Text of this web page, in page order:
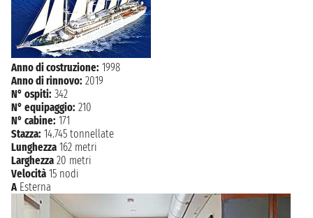
lunedì 22 febbraio 2027
08:00 - 16:00
martedì 23 febbraio 2027
08:00 - 17:00
mercoledì 24 febbraio 2027
12:00 - 18:00
giovedì 25 febbraio 2027
08:00 - 22:00
venerdì 26 febbraio 2027
08:00 - 22:00
GUSTAVIA
Anno di costruzione: 1998
Anno di rinnovo: 2019
N° ospiti: 342
N° equipaggio: 210
N° cabine: 171
Stazza: 14.745 tonnellate
Lunghezza 162 metri
Larghezza 20 metri
Velocità 15 nodi
A Esterna